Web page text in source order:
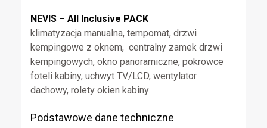
NEVIS – All Inclusive PACK
klimatyzacja manualna, tempomat, drzwi
kempingowe z oknem, centralny zamek drzwi
kempingowych, okno panoramiczne, pokrowce
foteli kabiny, uchwyt TV/LCD, wentylator
dachowy, rolety okien kabiny
Podstawowe dane techniczne